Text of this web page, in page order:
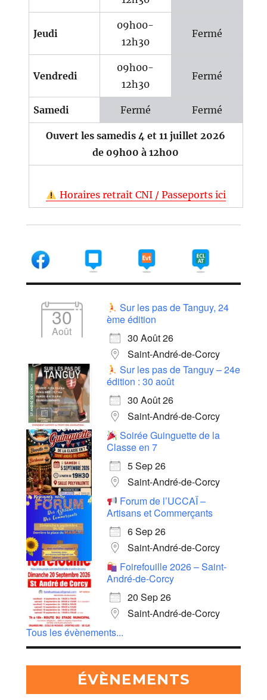
Jeudi
09h00-
12h30
Fermé
Vendredi
09h00-
12h30
Fermé
Samedi Fermé Fermé
Ouvert les samedis 4 et 11 juillet 2026
de 09h00 à 12h00
Horaires retrait CNI / Passeports ici
30
Août
Sur les pas de Tanguy, 24
ème édition
30 Août 26
Saint-André-de-Corcy
Sur les pas de Tanguy – 24e
édition : 30 août
30 Août 26
Saint-André-de-Corcy
Soirée Guinguette de la
Classe en 7
5 Sep 26
Saint-André-de-Corcy
Forum de l’UCCAÏ –
Artisans et Commerçants
6 Sep 26
Saint-André-de-Corcy
Foirefouille 2026 – Saint-
André-de-Corcy
20 Sep 26
Saint-André-de-Corcy
Tous les évènements...
ÉVÈNEMENTS